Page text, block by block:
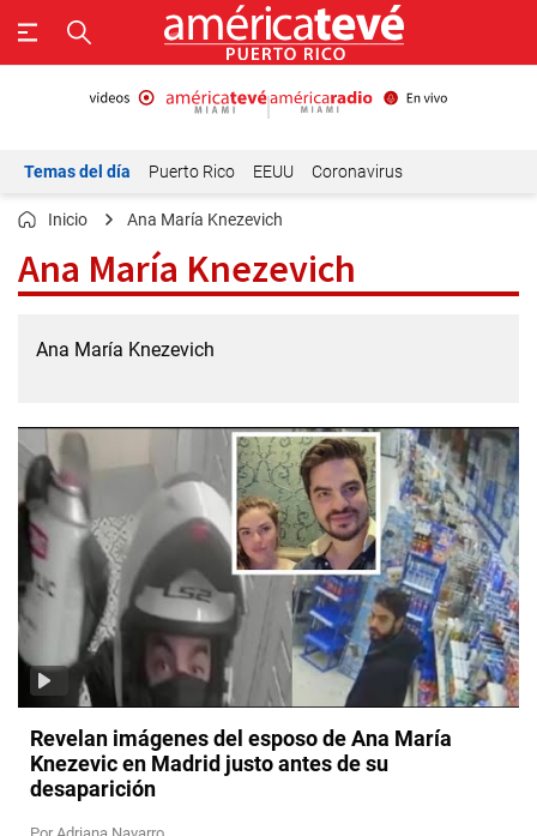
Temas del día Puerto Rico EEUU Coronavirus
Inicio Ana María Knezevich
Ana María Knezevich
Ana María Knezevich
Revelan imágenes del esposo de Ana María
Knezevic en Madrid justo antes de su
desaparición